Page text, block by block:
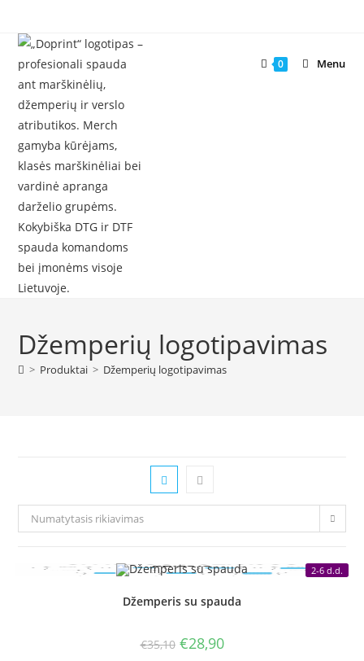
content
0 Menu
Džemperių logotipavimas
> Produktai > Džemperių logotipavimas
Numatytasis rikiavimas
2-6 d.d.
Džemperis su spauda
€35,10 Original
price
€28,90Current
price